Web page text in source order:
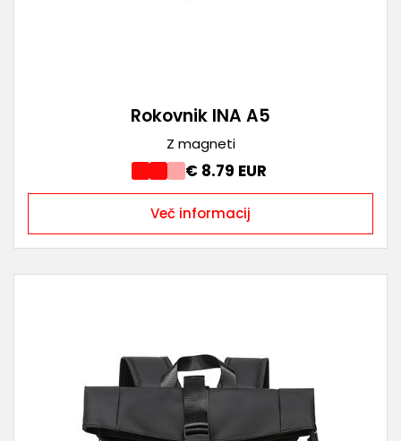
Rokovnik INA A5
Z magneti
€ 8.79 EUR
Več informacij